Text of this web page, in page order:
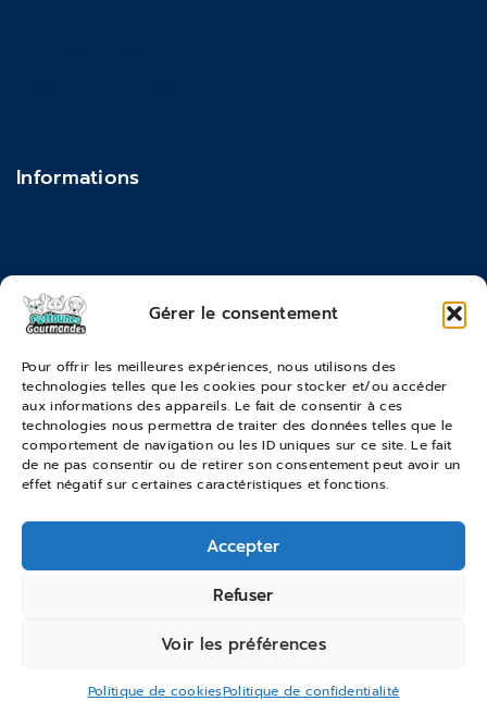
Gérer le consentement
Pour offrir les meilleures expériences, nous utilisons des
technologies telles que les cookies pour stocker et/ou accéder
aux informations des appareils. Le fait de consentir à ces
technologies nous permettra de traiter des données telles que le
comportement de navigation ou les ID uniques sur ce site. Le fait
de ne pas consentir ou de retirer son consentement peut avoir un
effet négatif sur certaines caractéristiques et fonctions.
Accepter
Refuser
Voir les préférences
Politique de cookiesPolitique de confidentialité
Informations
Moyens de paiements
Conditions générales de vente
Suivi de commande
Services & Retours
Modes de livraison
© 2026 Pattounes Gourmandes